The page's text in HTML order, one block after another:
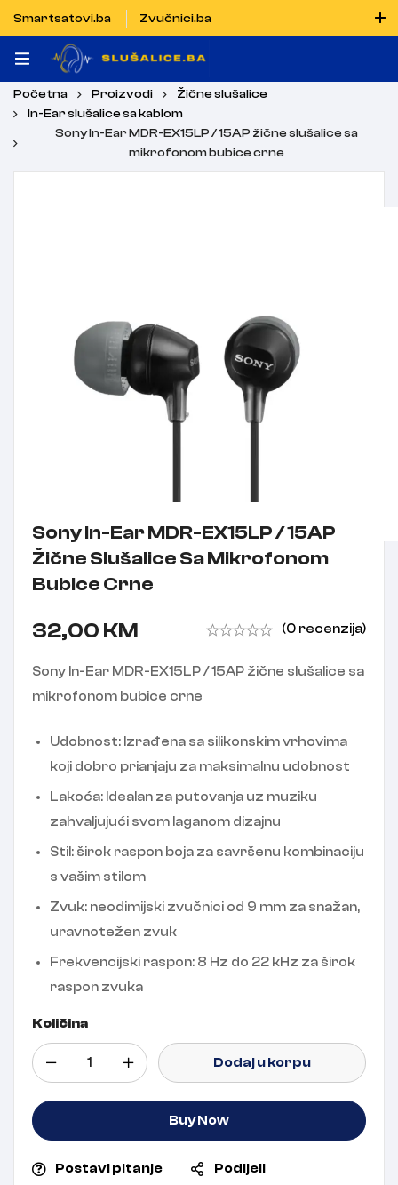
Smartsatovi.ba
Zvučnici.ba
Naručiti možete i porukom putem Vibera i WhatsAppa
Početna Proizvodi
Žične slušalice
In-Ear slušalice sa kablom
Sony In-Ear MDR-EX15LP / 15AP žične slušalice sa
mikrofonom bubice crne
Sony In-Ear MDR-EX15LP / 15AP
Žične Slušalice Sa Mikrofonom
Bubice Crne
32,00 KM (0 recenzija)
Sony In-Ear MDR-EX15LP / 15AP žične slušalice sa
mikrofonom bubice crne
Udobnost: Izrađena sa silikonskim vrhovima
koji dobro prianjaju za maksimalnu udobnost
Lakoća: Idealan za putovanja uz muziku
zahvaljujući svom laganom dizajnu
Stil: širok raspon boja za savršenu kombinaciju
s vašim stilom
Zvuk: neodimijski zvučnici od 9 mm za snažan,
uravnotežen zvuk
Frekvencijski raspon: 8 Hz do 22 kHz za širok
raspon zvuka
Količina
Dodaj u korpu
Buy Now
Postavi pitanje Podijeli